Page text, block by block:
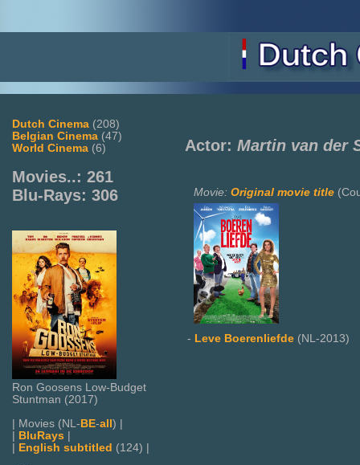
Dutch Cinema (208)
Belgian Cinema (47)
World Cinema (6)
Movies..: 261
Blu-Rays: 306
Ron Goosens Low-Budget
Stuntman (2017)
| Movies (NL- BE-all ) |
BluRays
English subtitled (124) |
Actor: Martin van der
Movie: Original movie title
- Leve Boerenliefde (NL-2013)